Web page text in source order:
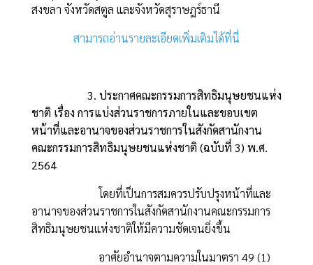
สงขลา จังหวัดสตูล และจังหวัดสุราษฎร์ธานี
สามารถอ่านรายละเอียดเพิ่มเติมได้ที่นี่
3. ประกาศคณะกรรมการสิทธิมนุษยชนแห่ง
ชาติ เรื่อง การแบ่งส่วนราชการภายในและขอบเขต
หน้าที่และอานาจของส่วนราชการในสังกัดสานักงาน
คณะกรรมการสิทธิมนุษยชนแห่งชาติ (ฉบับที่ 3) พ.ศ.
2564
โดยที่เป็นการสมควรปรับปรุงหน้าที่และ
อานาจของส่วนราชการในสังกัดสานักงานคณะกรรมการ
สิทธิมนุษยชนแห่งชาติให้มีความชัดเจนยิ่งขึ้น
อาศัยอำนาจตามความในมาตรา 49 (1)